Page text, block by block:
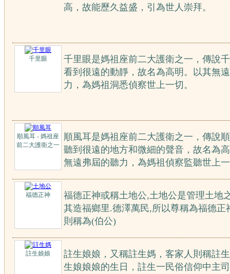
高，故能歷久益盛，引為世人崇拜。
千里眼
千里眼是媽祖座前二大護衛之一，傳說
看到很遠的動靜，故名為高明。以其無
力，為媽祖洞悉偵察世上一切。
順風耳 - 媽祖座
前二大護衛之一
順風耳是媽祖座前二大護衛之一，傳說
聽到很遠的地方和微細的聲音，故名為
無遠弗屆的聽力，為媽祖偵察監聽世上
福德正神
福德正神或稱土地公,土地公是管理土地
其造福鄉里.德澤萬民,所以尊稱為福德正
則稱為(伯公)
註生娘娘
註生娘娘，又稱註生媽，客家人則稱註
生娘娘娘的生日，註生一民俗信仰中主